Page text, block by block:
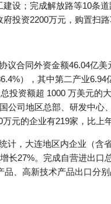
设；完成解放路等10条
投资2200万元，购置扫
议合同外资金额46.04亿
），其中第二产业
投资额超 1000 万美元的
公司地区总部、研发中
元的企业有219家，比上
计，大连地区内企业（含
长27%。完成自营进出口
、高新技术产品出口分